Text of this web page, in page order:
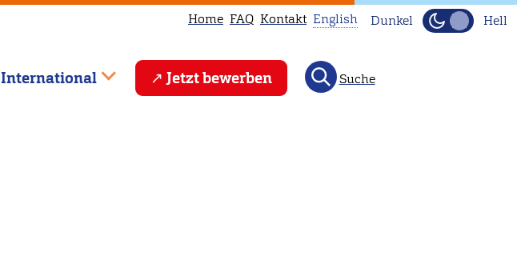
Home FAQ Kontakt
This
page
English Dunkel Hell
International Jetzt bewerben Suche